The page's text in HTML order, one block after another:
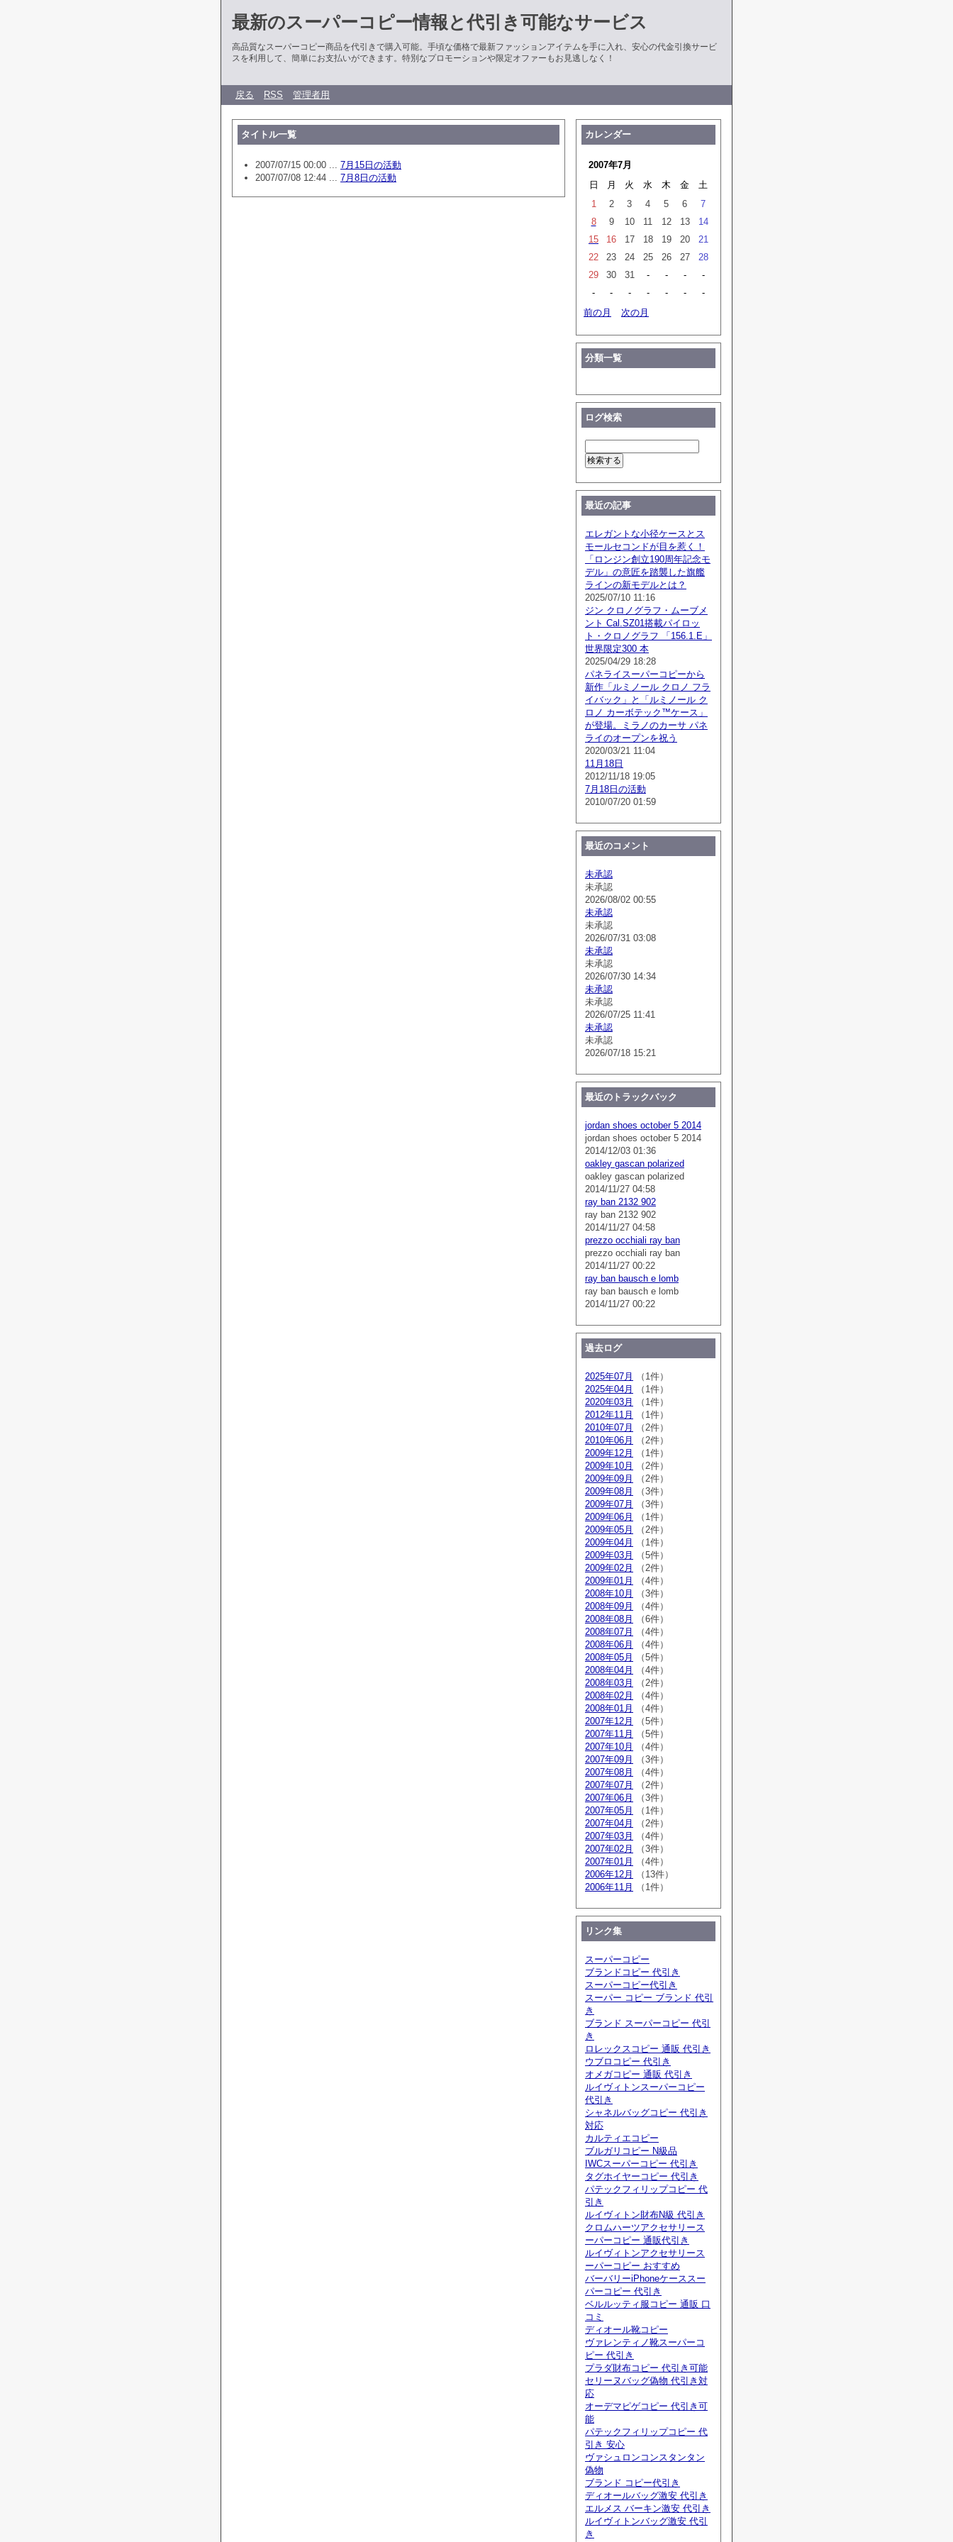
最新のスーパーコピー情報と代引き可能なサービス
高品質なスーパーコピー商品を代引きで購入可能。手頃な価格で最新ファッションアイテムを手に入れ、安心の代金引換サービ
スを利用して、簡単にお支払いができます。特別なプロモーションや限定オファーもお見逃しなく！
戻る RSS 管理者用
タイトル一覧
2007/07/15 00:00 ... 7月15日の活動
2007/07/08 12:44 ... 7月8日の活動
カレンダー
2007年7月
日
月 火 水 木 金
土
1
2 3 4 5 6
7
8
9 10 11 12 13
14
15
16 17 18 19 20
21
22
23 24 25 26 27
28
29
30 31 - - -
-
-
- - - - -
-
前の月
次の月
分類一覧
ログ検索
最近の記事
エレガントな小径ケースとス
モールセコンドが目を惹く！
「ロンジン創立190周年記念モ
デル」の意匠を踏襲した旗艦
ラインの新モデルとは？
2025/07/10 11:16
ジン クロノグラフ・ムーブメ
ント Cal.SZ01搭載パイロッ
ト・クロノグラフ 「156.1.E」
世界限定300 本
2025/04/29 18:28
パネライスーパーコピーから
新作「ルミノール クロノ フラ
イバック」と「ルミノール ク
ロノ カーボテック™ケース」
が登場。ミラノのカーサ パネ
ライのオープンを祝う
2020/03/21 11:04
11月18日
2012/11/18 19:05
7月18日の活動
2010/07/20 01:59
最近のコメント
未承認
未承認
2026/08/02 00:55
未承認
未承認
2026/07/31 03:08
未承認
未承認
2026/07/30 14:34
未承認
未承認
2026/07/25 11:41
未承認
未承認
2026/07/18 15:21
最近のトラックバック
jordan shoes october 5 2014
jordan shoes october 5 2014
2014/12/03 01:36
oakley gascan polarized
oakley gascan polarized
2014/11/27 04:58
ray ban 2132 902
ray ban 2132 902
2014/11/27 04:58
prezzo occhiali ray ban
prezzo occhiali ray ban
2014/11/27 00:22
ray ban bausch e lomb
ray ban bausch e lomb
2014/11/27 00:22
過去ログ
2025年07月
（1件）
2025年04月
（1件）
2020年03月
（1件）
2012年11月
（1件）
2010年07月
（2件）
2010年06月
（2件）
2009年12月
（1件）
2009年10月
（2件）
2009年09月
（2件）
2009年08月
（3件）
2009年07月
（3件）
2009年06月
（1件）
2009年05月
（2件）
2009年04月
（1件）
2009年03月
（5件）
2009年02月
（2件）
2009年01月
（4件）
2008年10月
（3件）
2008年09月
（4件）
2008年08月
（6件）
2008年07月
（4件）
2008年06月
（4件）
2008年05月
（5件）
2008年04月
（4件）
2008年03月
（2件）
2008年02月
（4件）
2008年01月
（4件）
2007年12月
（5件）
2007年11月
（5件）
2007年10月
（4件）
2007年09月
（3件）
2007年08月
（4件）
2007年07月
（2件）
2007年06月
（3件）
2007年05月
（1件）
2007年04月
（2件）
2007年03月
（4件）
2007年02月
（3件）
2007年01月
（4件）
2006年12月
（13件）
2006年11月
（1件）
リンク集
スーパーコピー
ブランドコピー 代引き
スーパーコピー代引き
スーパー コピー ブランド 代引
き
ブランド スーパーコピー 代引
き
ロレックスコピー 通販 代引き
ウブロコピー 代引き
オメガコピー 通販 代引き
ルイヴィトンスーパーコピー
代引き
シャネルバッグコピー 代引き
対応
カルティエコピー
ブルガリコピー N級品
IWCスーパーコピー 代引き
タグホイヤーコピー 代引き
パテックフィリップコピー 代
引き
ルイヴィトン財布N級 代引き
クロムハーツアクセサリース
ーパーコピー 通販代引き
ルイヴィトンアクセサリース
ーパーコピー おすすめ
バーバリーiPhoneケーススー
パーコピー 代引き
ベルルッティ服コピー 通販 口
コミ
ディオール靴コピー
ヴァレンティノ靴スーパーコ
ピー 代引き
プラダ財布コピー 代引き可能
セリーヌバッグ偽物 代引き対
応
オーデマピゲコピー 代引き可
能
パテックフィリップコピー 代
引き 安心
ヴァシュロンコンスタンタン
偽物
ブランド コピー代引き
ディオールバッグ激安 代引き
エルメス バーキン激安 代引き
ルイヴィトンバッグ激安 代引
き